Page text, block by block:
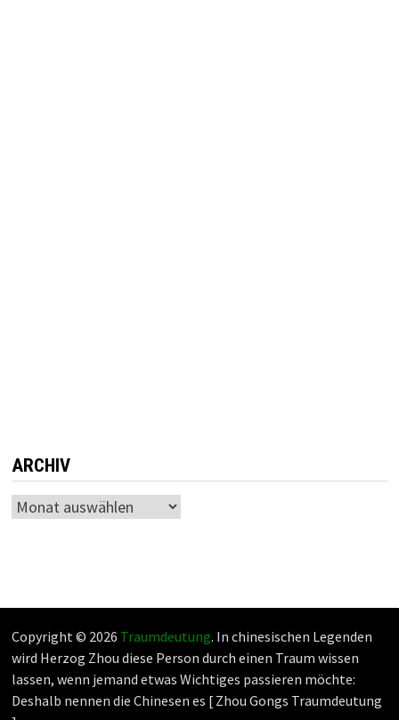
ARCHIV
Archiv
Copyright © 2026 Traumdeutung. In chinesischen Legenden
wird Herzog Zhou diese Person durch einen Traum wissen
lassen, wenn jemand etwas Wichtiges passieren möchte:
Deshalb nennen die Chinesen es [ Zhou Gongs Traumdeutung